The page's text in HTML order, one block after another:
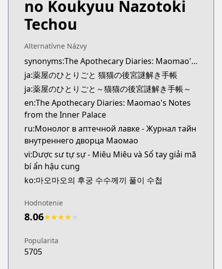
MangaUpdates
MangaUpdates
https://www.mangaupdates.com/
novelUpdates
novelUpdates
https://www.novelupdates.com/series/kusuriya-
Book☆Walker
Book☆Walker
https://bookwalker.jp/series/149254/list
no Koukyuu Nazotoki
Techou
Alternatívne Názvy
synonyms:The Apothecary Diaries: Maomao's Notes from the Inner Palace
ja:薬屋のひとりごと 猫猫の後宮謎解き手帳
ja:薬屋のひとりごと～猫猫の後宮謎解き手帳～
en:The Apothecary Diaries: Maomao's Notes
from the Inner Palace
ru:Монолог в аптечной лавке - Журнал тайн
внутреннего дворца Маомао
vi:Dược sư tự sự - Miêu Miêu và Sổ tay giải mã
bí ẩn hậu cung
ko:마오마오의 후궁 수수께끼 풀이 수첩
Hodnotenie
8.06★★★★
Popularita
5705